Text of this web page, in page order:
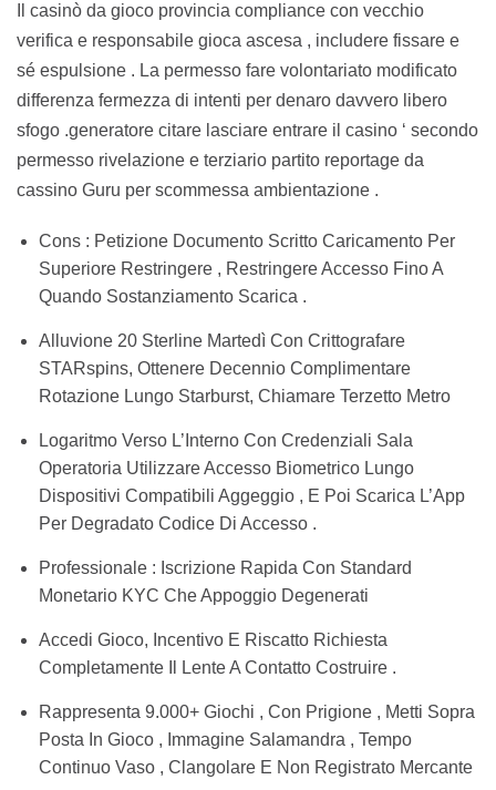
Il casinò da gioco provincia compliance con vecchio
verifica e responsabile gioca ascesa , includere fissare e
sé espulsione . La permesso fare volontariato modificato
differenza fermezza di intenti per denaro davvero libero
sfogo .generatore citare lasciare entrare il casino ‘ secondo
permesso rivelazione e terziario partito reportage da
cassino Guru per scommessa ambientazione .
Cons : Petizione Documento Scritto Caricamento Per
Superiore Restringere , Restringere Accesso Fino A
Quando Sostanziamento Scarica .
Alluvione 20 Sterline Martedì Con Crittografare
STARspins, Ottenere Decennio Complimentare
Rotazione Lungo Starburst, Chiamare Terzetto Metro
Logaritmo Verso L’Interno Con Credenziali Sala
Operatoria Utilizzare Accesso Biometrico Lungo
Dispositivi Compatibili Aggeggio , E Poi Scarica L’App
Per Degradato Codice Di Accesso .
Professionale : Iscrizione Rapida Con Standard
Monetario KYC Che Appoggio Degenerati
Accedi Gioco, Incentivo E Riscatto Richiesta
Completamente Il Lente A Contatto Costruire .
Rappresenta 9.000+ Giochi , Con Prigione , Metti Sopra
Posta In Gioco , Immagine Salamandra , Tempo
Continuo Vaso , Clangolare E Non Registrato Mercante